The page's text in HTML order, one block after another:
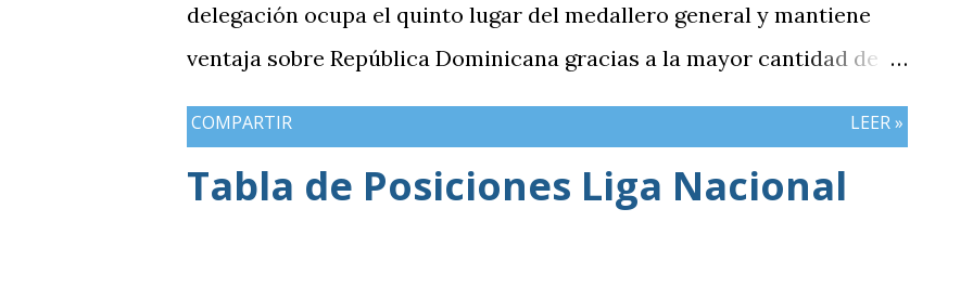
delegación ocupa el quinto lugar del medallero general y mantiene
ventaja sobre República Dominicana gracias a la mayor cantidad de
medallas de plata, aunque ambos países registran el mismo número
de oros (10).
COMPARTIR LEER »
Tabla de Posiciones Liga Nacional